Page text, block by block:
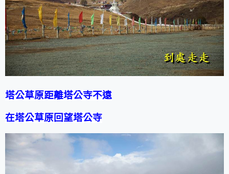
塔公草原距離塔公寺不遠
在塔公草原回望塔公寺